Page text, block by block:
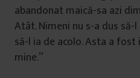
abandonat maică-sa azi
Atât. Nimeni nu s-a dus să-
să-l ia de acolo. Asta a
mine.”